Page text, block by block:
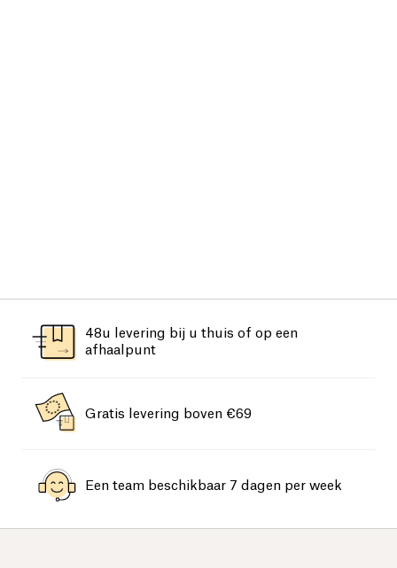
48u levering bij u thuis of op een
afhaalpunt
Gratis levering boven €69
Een team beschikbaar 7 dagen per week